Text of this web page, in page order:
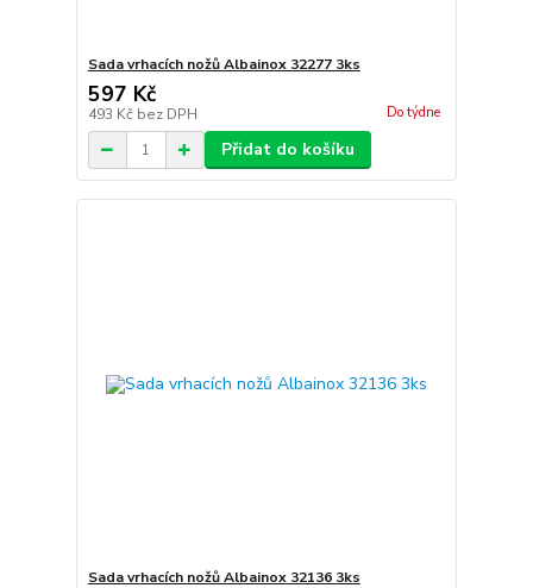
Sada vrhacích nožů Albainox 32277 3ks
597 Kč
493 Kč bez DPH Do týdne
Přidat do košíku
Sada vrhacích nožů Albainox 32136 3ks